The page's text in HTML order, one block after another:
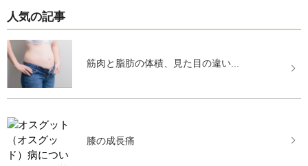
人気の記事
筋肉と脂肪の体積、見た目の違い...
膝の成長痛